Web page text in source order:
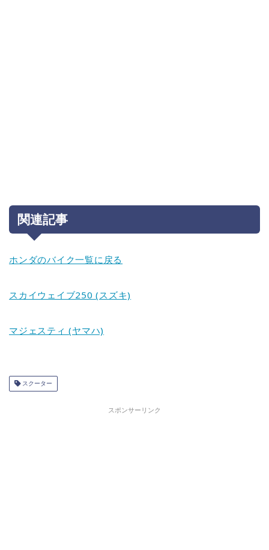
関連記事
ホンダのバイク一覧に戻る
スカイウェイブ250 (スズキ)
マジェスティ (ヤマハ)
スクーター
スポンサーリンク